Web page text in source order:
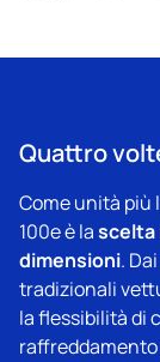
Quattro
Come unità più
100e è lascelta
dimensioni.
tradizionali
la flessibilità di